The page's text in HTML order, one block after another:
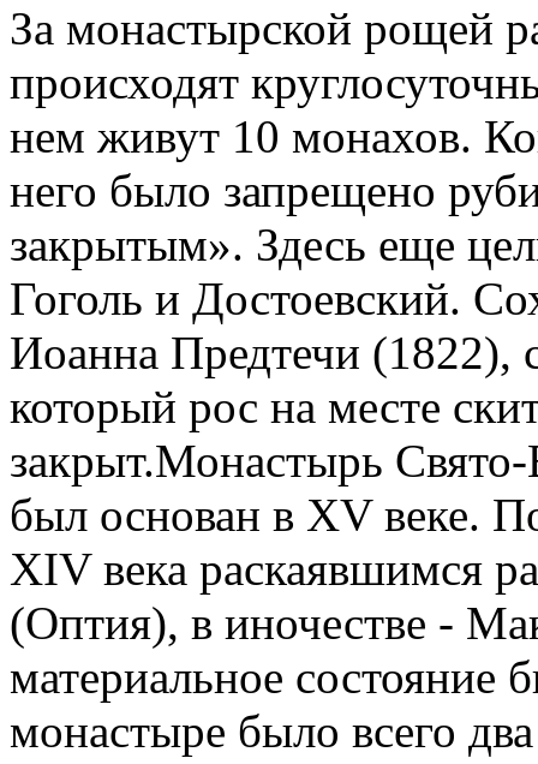
За монастырской рощей
происходят
нем живут 10 монахов.
него было запрещено
закрытым». Здесь еще
Гоголь и Достоевский.
Иоанна Предтечи (1822),
который рос на месте
закрыт.Монастырь
был основан в XV веке.
XIV века раскаявшимся
(Оптия), в иночестве -
материальное
монастыре было всего